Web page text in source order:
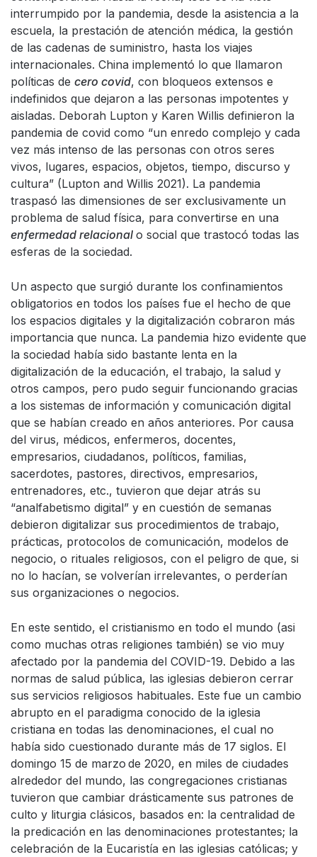
interrumpido por la pandemia, desde la asistencia a la
escuela, la prestación de atención médica, la gestión
de las cadenas de suministro, hasta los viajes
internacionales. China implementó lo que llamaron
políticas de cero covid, con bloqueos extensos e
indefinidos que dejaron a las personas impotentes y
aisladas. Deborah Lupton y Karen Willis definieron la
pandemia de covid como “un enredo complejo y cada
vez más intenso de las personas con otros seres
vivos, lugares, espacios, objetos, tiempo, discurso y
cultura” (Lupton and Willis 2021). La pandemia
traspasó las dimensiones de ser exclusivamente un
problema de salud física, para convertirse en una
enfermedad relacional o social que trastocó todas las
esferas de la sociedad.
Un aspecto que surgió durante los confinamientos
obligatorios en todos los países fue el hecho de que
los espacios digitales y la digitalización cobraron más
importancia que nunca. La pandemia hizo evidente que
la sociedad había sido bastante lenta en la
digitalización de la educación, el trabajo, la salud y
otros campos, pero pudo seguir funcionando gracias
a los sistemas de información y comunicación digital
que se habían creado en años anteriores. Por causa
del virus, médicos, enfermeros, docentes,
empresarios, ciudadanos, políticos, familias,
sacerdotes, pastores, directivos, empresarios,
entrenadores, etc., tuvieron que dejar atrás su
“analfabetismo digital” y en cuestión de semanas
debieron digitalizar sus procedimientos de trabajo,
prácticas, protocolos de comunicación, modelos de
negocio, o rituales religiosos, con el peligro de que, si
no lo hacían, se volverían irrelevantes, o perderían
sus organizaciones o negocios.
En este sentido, el cristianismo en todo el mundo (asi
como muchas otras religiones también) se vio muy
afectado por la pandemia del COVID-19. Debido a las
normas de salud pública, las iglesias debieron cerrar
sus servicios religiosos habituales. Este fue un cambio
abrupto en el paradigma conocido de la iglesia
cristiana en todas las denominaciones, el cual no
había sido cuestionado durante más de 17 siglos. El
domingo 15 de marzo de 2020, en miles de ciudades
alrededor del mundo, las congregaciones cristianas
tuvieron que cambiar drásticamente sus patrones de
culto y liturgia clásicos, basados en: la centralidad de
la predicación en las denominaciones protestantes; la
celebración de la Eucaristía en las iglesias católicas; y